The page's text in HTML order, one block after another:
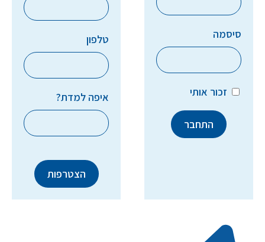
סיסמה
זכור אותי
טלפון
איפה למדת?